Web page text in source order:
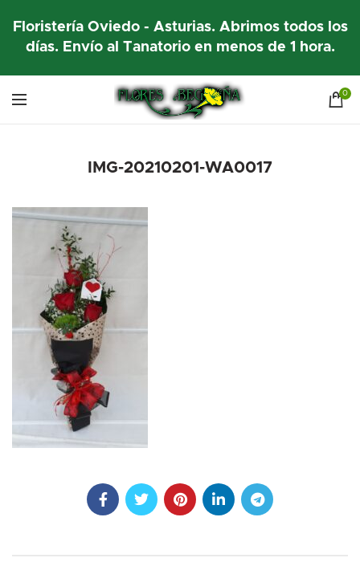
Floristería Oviedo - Asturias. Abrimos todos los
días. Envío al Tanatorio en menos de 1 hora.
0
IMG-20210201-WA0017